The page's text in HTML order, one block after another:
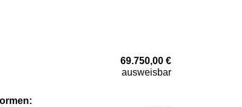
69.750,00 €
ausweisbar